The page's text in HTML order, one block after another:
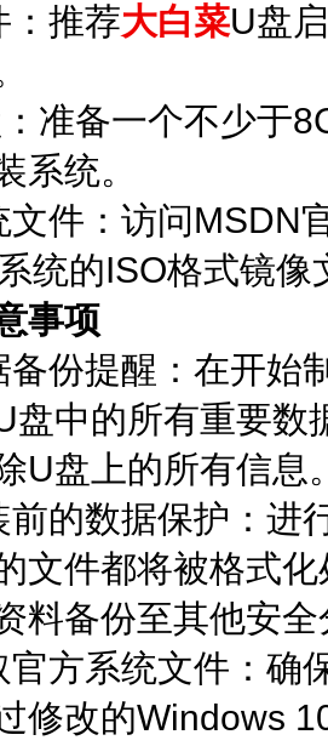
：推荐大白菜U盘
准备一个不少于
系统。
文件：访问MSDN
统的ISO格式镜像
事项
备份提醒：在开始
盘中的所有重要数
U盘上的所有信息
前的数据保护：进
文件都将被格式
料备份至其他安
官方系统文件：确
修改的Windows